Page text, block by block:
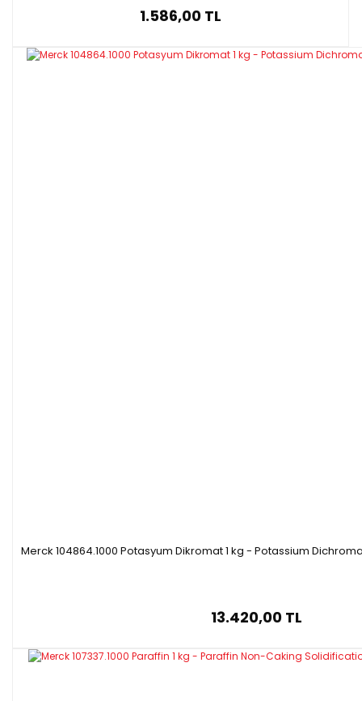
1.586,00 TL
Merck 104864.1000 Potasyum Dikromat 1 kg - Potassium
13.420,00 TL